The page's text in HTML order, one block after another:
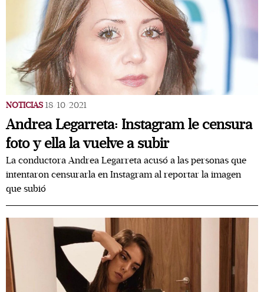
NOTICIAS 18/10/2021
Andrea Legarreta: Instagram le censura
foto y ella la vuelve a subir
La conductora Andrea Legarreta acusó a las personas que
intentaron censurarla en Instagram al reportar la imagen
que subió